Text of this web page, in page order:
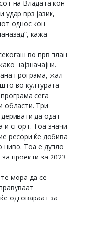
на Владата кон
удар врз јазик,
однос кон
кажа
во прв план
најзначајни.
програма, жал
во културата
сега
области. Три
да одат
и спорт. Тоа значи
ресори ќе добива
ниво. Тоа е дупло
проекти за 2023
мора да се
одговараат за